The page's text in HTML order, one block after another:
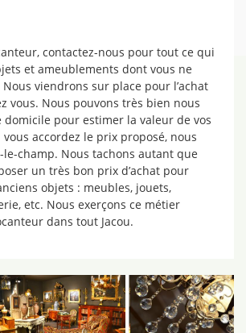
contactez-nous pour tout ce qui
et ameublements dont vous ne
viendrons sur place pour l’achat
vous. Nous pouvons très bien nous
domicile pour estimer la valeur de vos
accordez le prix proposé, nous
le-champ. Nous tachons autant que
un très bon prix d’achat pour
objets : meubles, jouets,
etc. Nous exerçons ce métier
dans tout Jacou.